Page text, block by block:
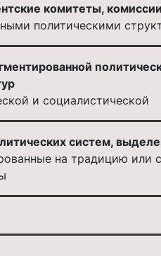
комитеты,
политическими
и социалистической
систем,
на традицию или